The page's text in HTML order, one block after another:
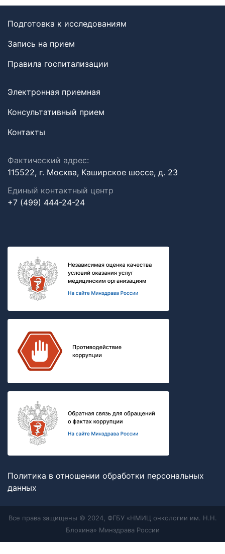
Подготовка к исследованиям
Запись на прием
Правила госпитализации
Электронная приемная
Консультативный прием
Контакты
Фактический адрес:
115522, г. Москва, Каширское шоссе, д. 23
Единый контактный центр
+7 (499) 444-24-24
Политика в отношении обработки персональных
данных
Все права защищены © 2024, ФГБУ «НМИЦ онкологии им. Н.Н.
Блохина» Минздрава России